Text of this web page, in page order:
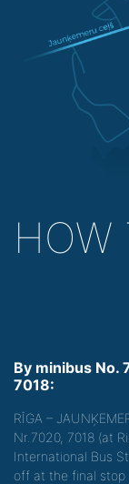
HOW
By minibus No.
7018:
RĪGA –
Nr.7020, 7018 (at
International Bus
off at the final stop